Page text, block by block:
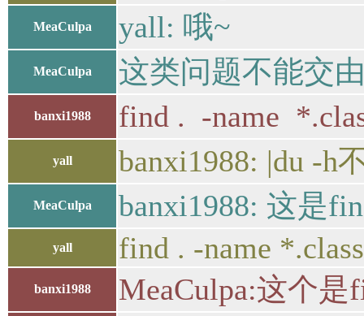
MeaCulpa yall: 哦~
MeaCulpa 这类问题不能交
banxi1988 find . -name
yall banxi1988: |du -h
MeaCulpa banxi1988: 这是
yall find . -name
banxi1988 MeaCulpa:这个